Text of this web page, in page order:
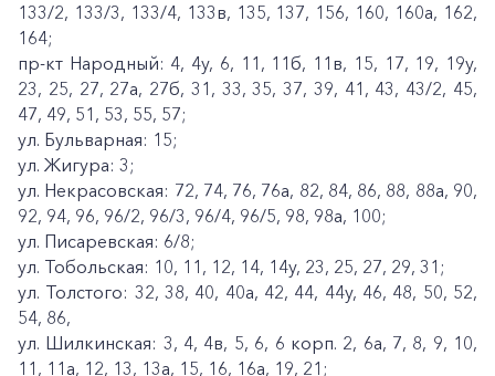
133/2, 133/3, 133/4, 133в, 135, 137, 156, 160, 160а, 162,
164;
пр-кт Народный: 4, 4у, 6, 11, 11б, 11в, 15, 17, 19, 19у,
23, 25, 27, 27а, 27б, 31, 33, 35, 37, 39, 41, 43, 43/2, 45,
47, 49, 51, 53, 55, 57;
ул. Бульварная: 15;
ул. Жигура: 3;
ул. Некрасовская: 72, 74, 76, 76а, 82, 84, 86, 88, 88а, 90,
92, 94, 96, 96/2, 96/3, 96/4, 96/5, 98, 98а, 100;
ул. Писаревская: 6/8;
ул. Тобольская: 10, 11, 12, 14, 14у, 23, 25, 27, 29, 31;
ул. Толстого: 32, 38, 40, 40а, 42, 44, 44у, 46, 48, 50, 52,
54, 86,
ул. Шилкинская: 3, 4, 4в, 5, 6, 6 корп. 2, 6а, 7, 8, 9, 10,
11, 11а, 12, 13, 13а, 15, 16, 16а, 19, 21;